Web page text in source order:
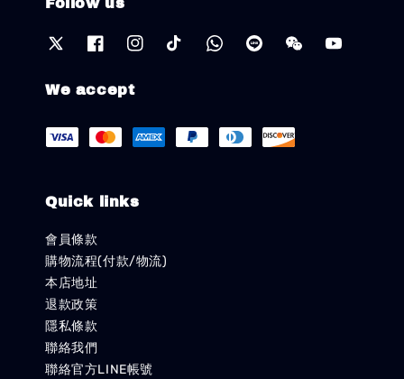
We accept
Quick links
會員條款
購物流程(付款/物流)
本店地址
退款政策
隱私條款
聯絡我們
聯絡官方LINE帳號